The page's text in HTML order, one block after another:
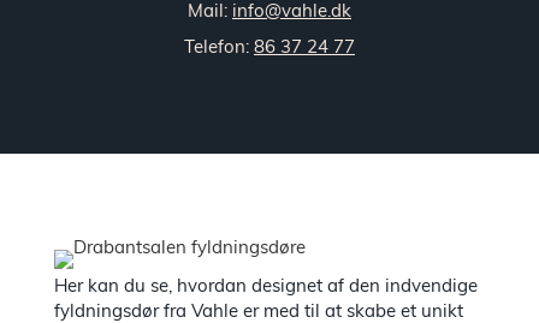
Mail: info@vahle.dk
Telefon: 86 37 24 77
Her kan du se, hvordan designet af den indvendige
fyldningsdør fra Vahle er med til at skabe et unikt